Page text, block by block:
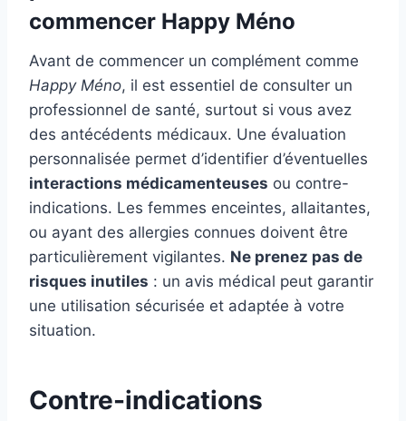
commencer Happy Méno
Avant de commencer un complément comme
Happy Méno, il est essentiel de consulter un
professionnel de santé, surtout si vous avez
des antécédents médicaux. Une évaluation
personnalisée permet d’identifier d’éventuelles
interactions médicamenteuses ou contre-
indications. Les femmes enceintes, allaitantes,
ou ayant des allergies connues doivent être
particulièrement vigilantes. Ne prenez pas de
risques inutiles : un avis médical peut garantir
une utilisation sécurisée et adaptée à votre
situation.
Contre-indications